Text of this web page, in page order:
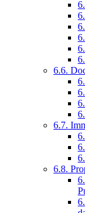
6.6.
6.7.
6.8.